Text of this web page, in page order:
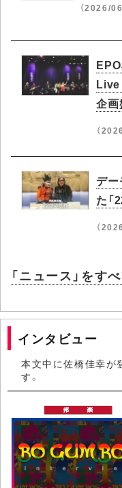
（2026/
企
（
デー
た「
（
「ニュース」をす
インタビュー
本文中に佐橋佳幸が
す。